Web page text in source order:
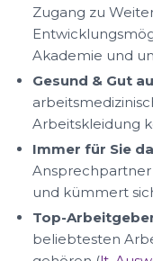
Zugang zu
Akademie und
Gesund & Gut
Arbeitskleidung
Immer für Sie
und kümmert
Top-
beliebtesten